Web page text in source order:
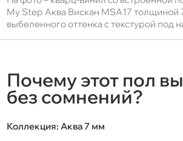
My Step Аква Вискан MSA17 толщиной
выбеленного оттенка с текстурой под
Почему этот пол
без сомнений?
Коллекция:Аква 7 мм